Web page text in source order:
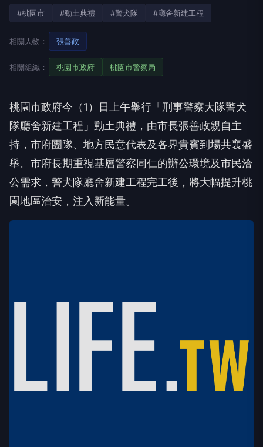
#桃園市 #動土典禮 #警犬隊 #廳舍新建工程
相關人物： 張善政
相關組織： 桃園市政府 桃園市警察局
桃園市政府今（1）日上午舉行「刑事警察大隊警犬
隊廳舍新建工程」動土典禮，由市長張善政親自主
持，市府團隊、地方民意代表及各界貴賓到場共襄盛
舉。市府長期重視基層警察同仁的辦公環境及市民洽
公需求，警犬隊廳舍新建工程完工後，將大幅提升桃
園地區治安，注入新能量。